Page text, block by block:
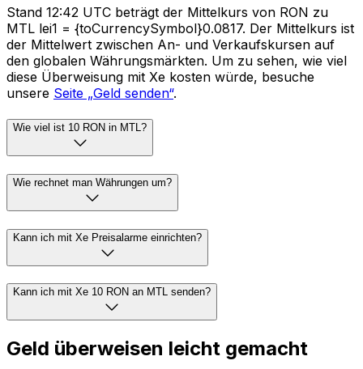
Stand 12:42 UTC beträgt der Mittelkurs von RON zu
MTL lei1 = {toCurrencySymbol}0.0817. Der Mittelkurs ist
der Mittelwert zwischen An- und Verkaufskursen auf
den globalen Währungsmärkten. Um zu sehen, wie viel
diese Überweisung mit Xe kosten würde, besuche
unsere Seite „Geld senden“.
Wie viel ist 10 RON in MTL?
Wie rechnet man Währungen um?
Kann ich mit Xe Preisalarme einrichten?
Kann ich mit Xe 10 RON an MTL senden?
Geld überweisen leicht gemacht